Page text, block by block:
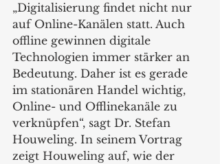
„Digitalisierung findet nicht nur
auf Online-Kanälen statt. Auch
offline gewinnen digitale
Technologien immer stärker an
Bedeutung. Daher ist es gerade
im stationären Handel wichtig,
Online- und Offlinekanäle zu
verknüpfen“, sagt Dr. Stefan
Houweling. In seinem Vortrag
zeigt Houweling auf, wie der